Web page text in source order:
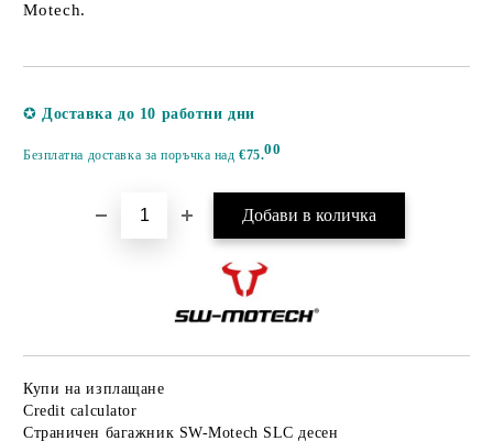
Motech.
✪ Доставка до 10 работни дни
Безплатна доставка за поръчка над€75.00
Купи на изплащане
Credit calculator
Страничен багажник SW-Motech SLC десен